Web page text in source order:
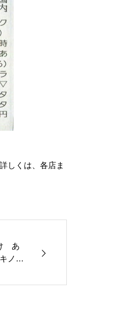
しくは、各店ま
あ
ノ駅